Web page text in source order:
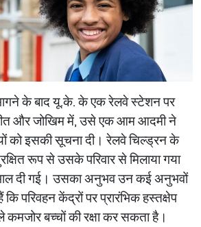
भागने के बाद यू.के. के एक रेलवे स्टेशन पर
और जोखिम में, उसे एक आम आदमी ने
को इसकी सूचना दी। रेलवे चिल्ड्रन के
रूप से उसके परिवार से मिलाया गया
दी गई। उसका अनुभव उन कई अनुभवों
परिवहन केंद्रों पर प्रारंभिक हस्तक्षेप
बच्चों की रक्षा कर सकता है।